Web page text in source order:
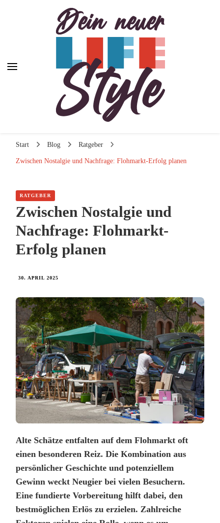
Dein neuer Lifestyle
Start Blog Ratgeber
Zwischen Nostalgie und Nachfrage: Flohmarkt-Erfolg planen
RATGEBER
Zwischen Nostalgie und
Nachfrage: Flohmarkt-
Erfolg planen
30. APRIL 2025
Alte Schätze entfalten auf dem Flohmarkt oft
einen besonderen Reiz. Die Kombination aus
persönlicher Geschichte und potenziellem
Gewinn weckt Neugier bei vielen Besuchern.
Eine fundierte Vorbereitung hilft dabei, den
bestmöglichen Erlös zu erzielen. Zahlreiche